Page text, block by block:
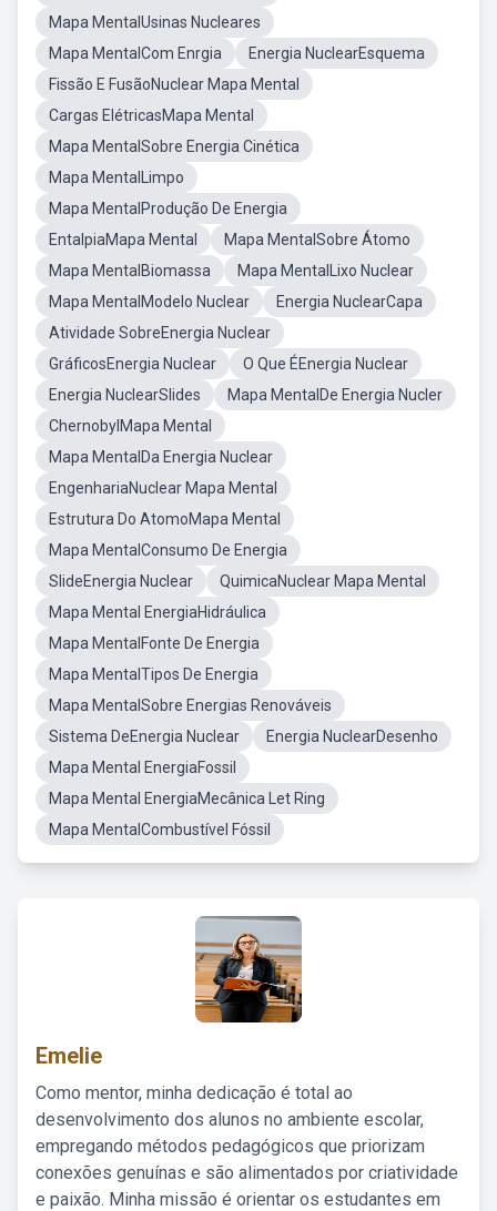
Mapa MentalUsinas Nucleares
Mapa MentalCom Enrgia
Energia NuclearEsquema
Fissão E FusãoNuclear Mapa Mental
Cargas ElétricasMapa Mental
Mapa MentalSobre Energia Cinética
Mapa MentalLimpo
Mapa MentalProdução De Energia
EntalpiaMapa Mental
Mapa MentalSobre Átomo
Mapa MentalBiomassa
Mapa MentalLixo Nuclear
Mapa MentalModelo Nuclear
Energia NuclearCapa
Atividade SobreEnergia Nuclear
GráficosEnergia Nuclear
O Que ÉEnergia Nuclear
Energia NuclearSlides
Mapa MentalDe Energia Nucler
ChernobylMapa Mental
Mapa MentalDa Energia Nuclear
EngenhariaNuclear Mapa Mental
Estrutura Do AtomoMapa Mental
Mapa MentalConsumo De Energia
SlideEnergia Nuclear
QuimicaNuclear Mapa Mental
Mapa Mental EnergiaHidráulica
Mapa MentalFonte De Energia
Mapa MentalTipos De Energia
Mapa MentalSobre Energias Renováveis
Sistema DeEnergia Nuclear
Energia NuclearDesenho
Mapa Mental EnergiaFossil
Mapa Mental EnergiaMecânica Let Ring
Mapa MentalCombustível Fóssil
Emelie
Como mentor, minha dedicação é total ao
desenvolvimento dos alunos no ambiente escolar,
empregando métodos pedagógicos que priorizam
conexões genuínas e são alimentados por criatividade
e paixão. Minha missão é orientar os estudantes em